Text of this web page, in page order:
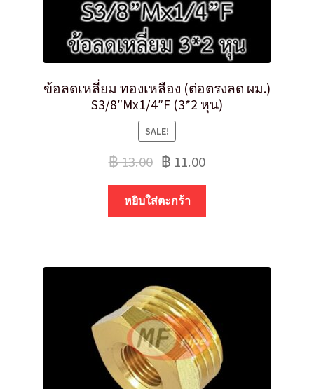
ข้อลดเหลี่ยม ทองเหลือง (ต่อตรงลด ผม.)
S3/8″Mx1/4″F (3*2 หุน)
SALE!
฿13.00 ฿ 11.00
หยิบใส่ตะกร้า